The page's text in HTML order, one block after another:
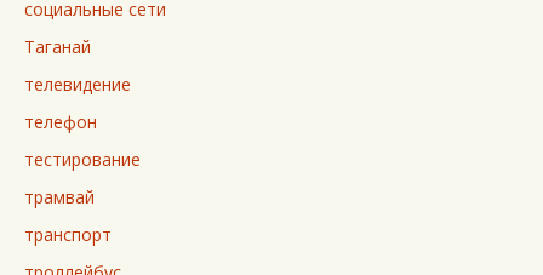
социальные сети
Таганай
телевидение
телефон
тестирование
трамвай
транспорт